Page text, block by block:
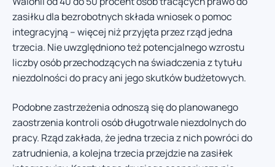
zasiłku dla bezrobotnych składa wniosek o pomoc
integracyjną – więcej niż przyjęta przez rząd jedna
trzecia. Nie uwzględniono też potencjalnego wzrostu
liczby osób przechodzących na świadczenia z tytułu
niezdolności do pracy ani jego skutków budżetowych.
Podobne zastrzeżenia odnoszą się do planowanego
zaostrzenia kontroli osób długotrwale niezdolnych do
pracy. Rząd zakłada, że jedna trzecia z nich powróci do
zatrudnienia, a kolejna trzecia przejdzie na zasiłek